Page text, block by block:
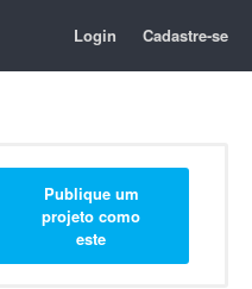
Login Cadastre-se
Publique um
projeto como
este